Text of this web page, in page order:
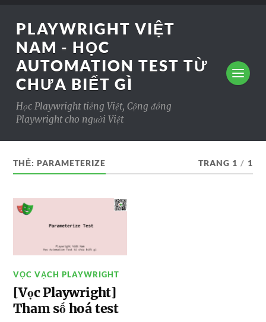
PLAYWRIGHT VIỆT
NAM - HỌC
AUTOMATION TEST TỪ
CHƯA BIẾT GÌ
Học Playwright tiếng Việt, Cộng đồng
Playwright cho người Việt
THẺ:PARAMETERIZE TRANG 1 / 1
VỌC VẠCH PLAYWRIGHT
[Vọc Playwright]
Tham số hoá test